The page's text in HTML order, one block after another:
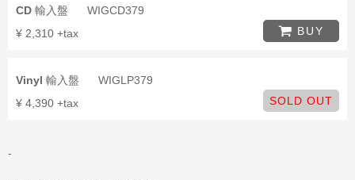
CD 輸入盤
WIGCD379
¥ 2,310 +tax
BUY
Vinyl 輸入盤
WIGLP379
¥ 4,390 +tax
SOLD OUT
-